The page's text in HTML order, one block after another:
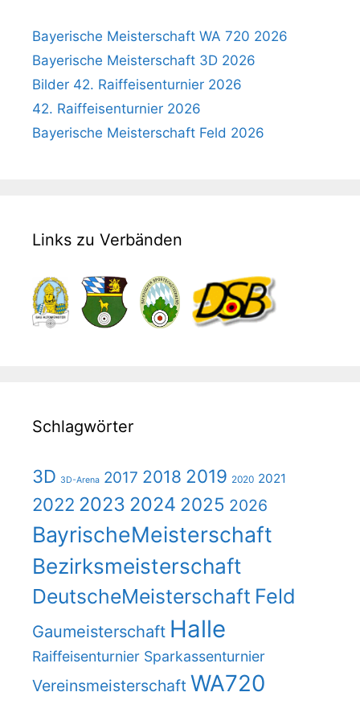
Bayerische Meisterschaft WA 720 2026
Bayerische Meisterschaft 3D 2026
Bilder 42. Raiffeisenturnier 2026
42. Raiffeisenturnier 2026
Bayerische Meisterschaft Feld 2026
Links zu Verbänden
Schlagwörter
3D 3D-Arena 2017 2018 2019 2020 2021
2022 2023 2024 2025 2026
BayrischeMeisterschaft
Bezirksmeisterschaft
DeutscheMeisterschaft Feld
Gaumeisterschaft Halle
Raiffeisenturnier Sparkassenturnier
Vereinsmeisterschaft WA720